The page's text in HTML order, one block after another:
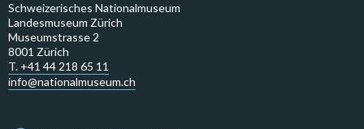
Schweizerisches Nationalmuseum
Landesmuseum Zürich
Museumstrasse 2
8001 Zürich
T. +41 44 218 65 11
info@nationalmuseum.ch